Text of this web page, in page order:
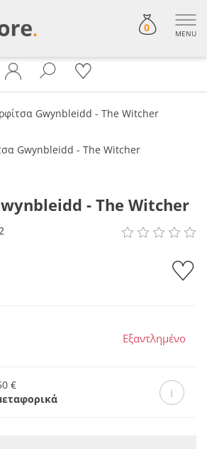
0 MENU
Gwynbleidd - The Witcher
- The Witcher
Εξαντλημένο
€